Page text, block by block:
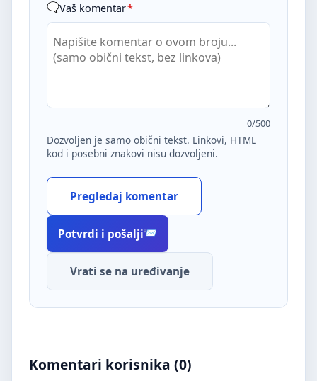
Vaš komentar*
0/500
Dozvoljen je samo obični tekst. Linkovi, HTML
kod i posebni znakovi nisu dozvoljeni.
Pregledaj komentar
Potvrdi i pošalji
Vrati se na uređivanje
Komentari korisnika (0)